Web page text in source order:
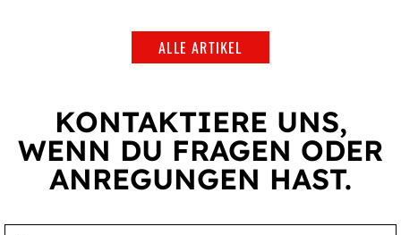
ALLE ARTIKEL
KONTAK­TIERE UNS,
WENN DU FRAGEN ODER
ANRE­GUNGEN HAST.